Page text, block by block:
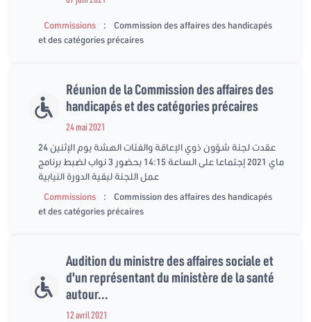
Commissions :
Commission des affaires des handicapés
et des catégories précaires
Réunion de la Commission des affaires des
handicapés et des catégories précaires
24 mai 2021
عقدت لجنة شؤون ذوي الإعاقة والفئات الهشة يوم الإثنين 24
ماي 2021 إجتماعا على الساعة 14:15 بحضور 3 نواب لضبط برنامج
عمل اللجنة لبقية الدورة النيابية
Commissions
:
Commission des affaires des handicapés
et des catégories précaires
Audition du ministre des affaires sociale et
d'un représentant du ministère de la santé
autour...
12 avril 2021